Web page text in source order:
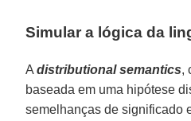
Simular a lógica da
Adistributional semantics,
baseada em uma hipótese
semelhanças de significado